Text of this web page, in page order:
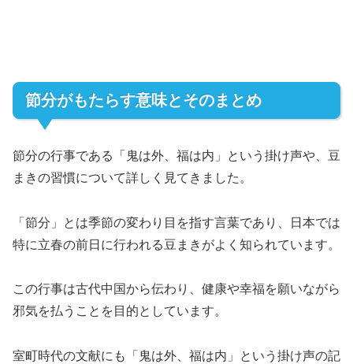
節分がもたらす意味とそのまとめ
節分の行事である「鬼は外、福は内」という掛け声や、豆
まきの習慣について詳しく見てきました。
「節分」とは季節の変わり目を指す言葉であり、日本では
特に立春の前日に行われる豆まきがよく知られています。
この行事は古代中国から伝わり、健康や幸福を願いながら
邪気を払うことを目的としています。
室町時代の文献にも「鬼は外、福は内」という掛け声の記